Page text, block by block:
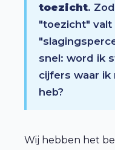
toezicht.
"toezicht" valt
snel: word ik
cijfers waar ik
heb?
Wij hebben het